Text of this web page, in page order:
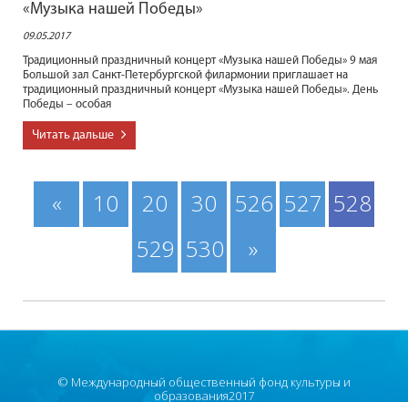
«Музыка нашей Победы»
09.05.2017
Традиционный праздничный концерт «Музыка нашей Победы» 9 мая
Большой зал Санкт-Петербургской филармонии приглашает на
традиционный праздничный концерт «Музыка нашей Победы». День
Победы – особая
Читать дальше
« 10 20 30 526 527 528
529 530 »
© Международный общественный фонд культуры и
образования2017